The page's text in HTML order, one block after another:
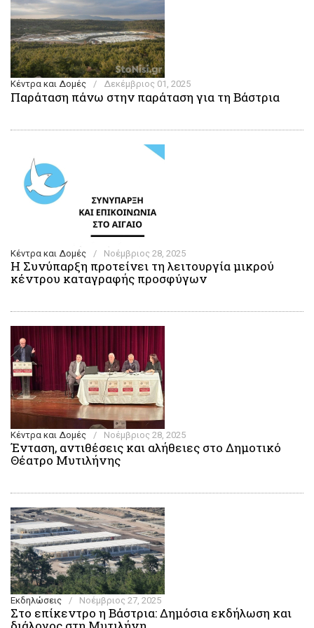
Κέντρα και Δομές / Δεκέμβριος 01, 2025
Παράταση πάνω στην παράταση για τη Βάστρια
Κέντρα και Δομές / Νοέμβριος 28, 2025
Η Συνύπαρξη προτείνει τη λειτουργία μικρού
κέντρου καταγραφής προσφύγων
Κέντρα και Δομές / Νοέμβριος 28, 2025
Ένταση, αντιθέσεις και αλήθειες στο Δημοτικό
Θέατρο Μυτιλήνης
Εκδηλώσεις / Νοέμβριος 27, 2025
Στο επίκεντρο η Βάστρια: Δημόσια εκδήλωση και